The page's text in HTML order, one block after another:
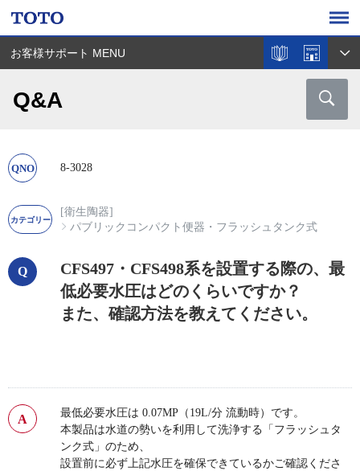
お客様サポート MENU
Q&A
8-3028
[衛生陶器]
パブリックコンパクト便器・フラッシュタンク式
CFS497・CFS498系を設置する際の、最
低必要水圧はどのくらいですか？
また、確認方法を教えてください。
最低必要水圧は 0.07MP（19L/分 流動時）です。
本製品は水道の勢いを利用して洗浄する「フラッシュタ
ンク式」のため、
設置前に必ず上記水圧を確保できているかご確認くださ